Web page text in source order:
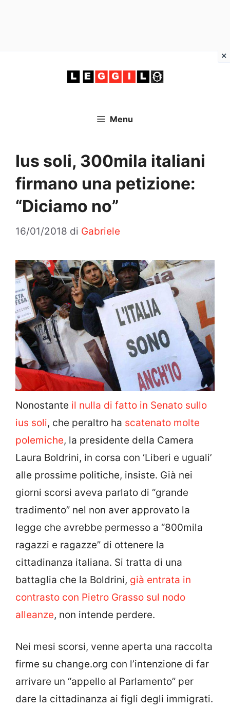
Menu
Ius soli, 300mila italiani
firmano una petizione:
“Diciamo no”
16/01/2018 di Gabriele
Nonostante il nulla di fatto in Senato sullo
ius soli, che peraltro ha scatenato molte
polemiche, la presidente della Camera
Laura Boldrini, in corsa con ‘Liberi e uguali’
alle prossime politiche, insiste. Già nei
giorni scorsi aveva parlato di “grande
tradimento” nel non aver approvato la
legge che avrebbe permesso a “800mila
ragazzi e ragazze” di ottenere la
cittadinanza italiana. Si tratta di una
battaglia che la Boldrini, già entrata in
contrasto con Pietro Grasso sul nodo
alleanze, non intende perdere.
Nei mesi scorsi, venne aperta una raccolta
firme su change.org con l’intenzione di far
arrivare un “appello al Parlamento” per
dare la cittadinanza ai figli degli immigrati.